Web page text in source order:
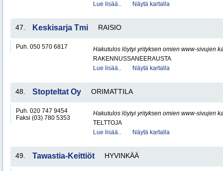
Lue lisää..
Näytä kartalla
47. Keskisarja Tmi RAISIO
Puh. 050 570 6817
Hakutulos löytyi yrityksen omien www-sivujen
RAKENNUSSANEERAUSTA
Lue lisää..
Näytä kartalla
48. Stopteltat Oy ORIMATTILA
Puh. 020 747 9454
Faksi (03) 780 5353
Hakutulos löytyi yrityksen omien www-sivujen
TELTTOJA
Lue lisää..
Näytä kartalla
49. Tawastia-Keittiöt HYVINKÄÄ